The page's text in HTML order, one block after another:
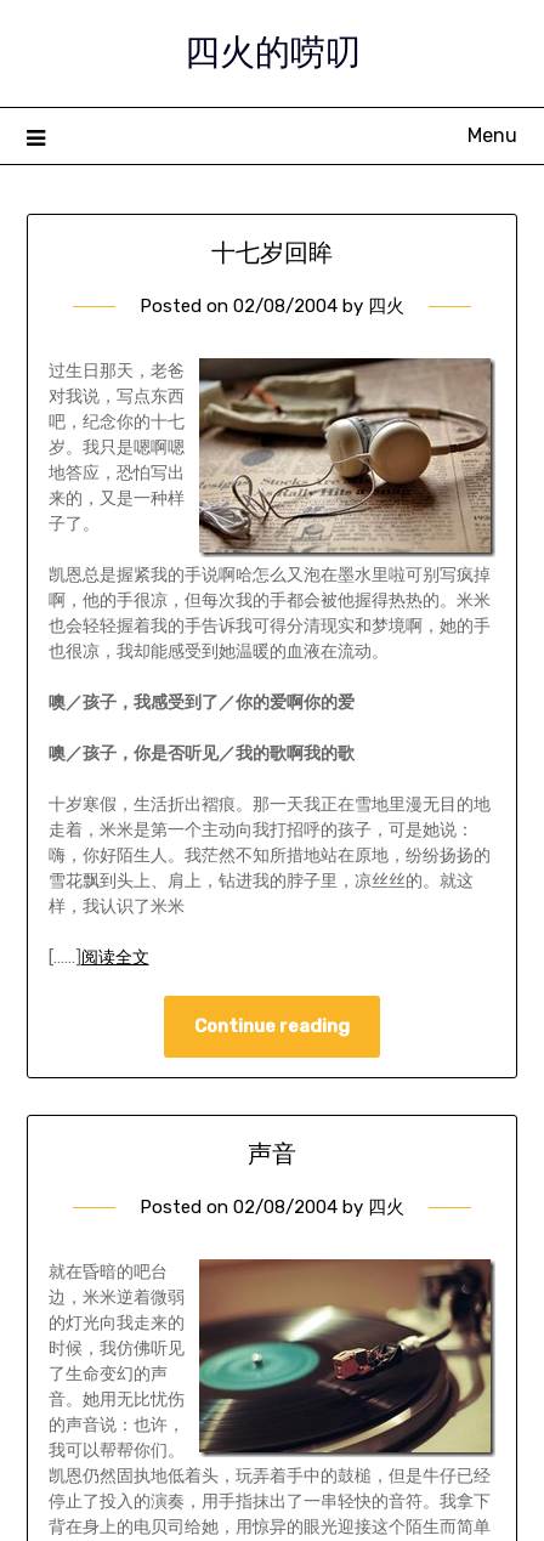
四火的唠叨
Menu
十七岁回眸
Posted on 02/08/2004 by 四火
过生日那天，老爸
对我说，写点东西
吧，纪念你的十七
岁。我只是嗯啊嗯
地答应，恐怕写出
来的，又是一种样
子了。
凯恩总是握紧我的手说啊哈怎么又泡在墨水里啦可别写疯掉
啊，他的手很凉，但每次我的手都会被他握得热热的。米米
也会轻轻握着我的手告诉我可得分清现实和梦境啊，她的手
也很凉，我却能感受到她温暖的血液在流动。
噢／孩子，我感受到了／你的爱啊你的爱
噢／孩子，你是否听见／我的歌啊我的歌
十岁寒假，生活折出褶痕。那一天我正在雪地里漫无目的地
走着，米米是第一个主动向我打招呼的孩子，可是她说：
嗨，你好陌生人。我茫然不知所措地站在原地，纷纷扬扬的
雪花飘到头上、肩上，钻进我的脖子里，凉丝丝的。就这
样，我认识了米米
[……] 阅读全文
Continue reading
声音
Posted on 02/08/2004 by 四火
就在昏暗的吧台
边，米米逆着微弱
的灯光向我走来的
时候，我仿佛听见
了生命变幻的声
音。她用无比忧伤
的声音说：也许，
我可以帮帮你们。
凯恩仍然固执地低着头，玩弄着手中的鼓槌，但是牛仔已经
停止了投入的演奏，用手指抹出了一串轻快的音符。我拿下
背在身上的电贝司给她，用惊异的眼光迎接这个陌生而简单